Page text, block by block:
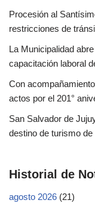
Procesión al
restricciones de
La Municipalidad
capacitación laboral
Con
actos por el 201°
San Salvador de
destino de turismo
Historial de
agosto 2026 (21)